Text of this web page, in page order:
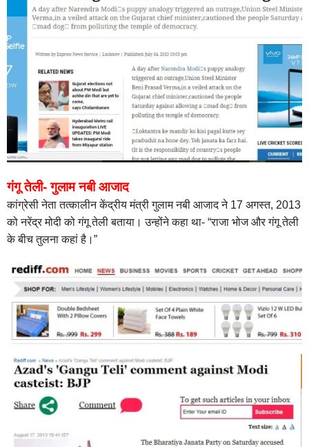
गंगू तेली- गुलाम नबी आजाद
कांग्रेसी नेता तत्कालीन केंद्रीय मंत्री गुलाम नबी आजाद ने 17 अगस्त, 2013
को नरेंद्र मोदी को गंगू तेली बताया। उन्होंने कहा था- “राजा भोज और गंगू तेली
के बीच तुलना कहां है।”